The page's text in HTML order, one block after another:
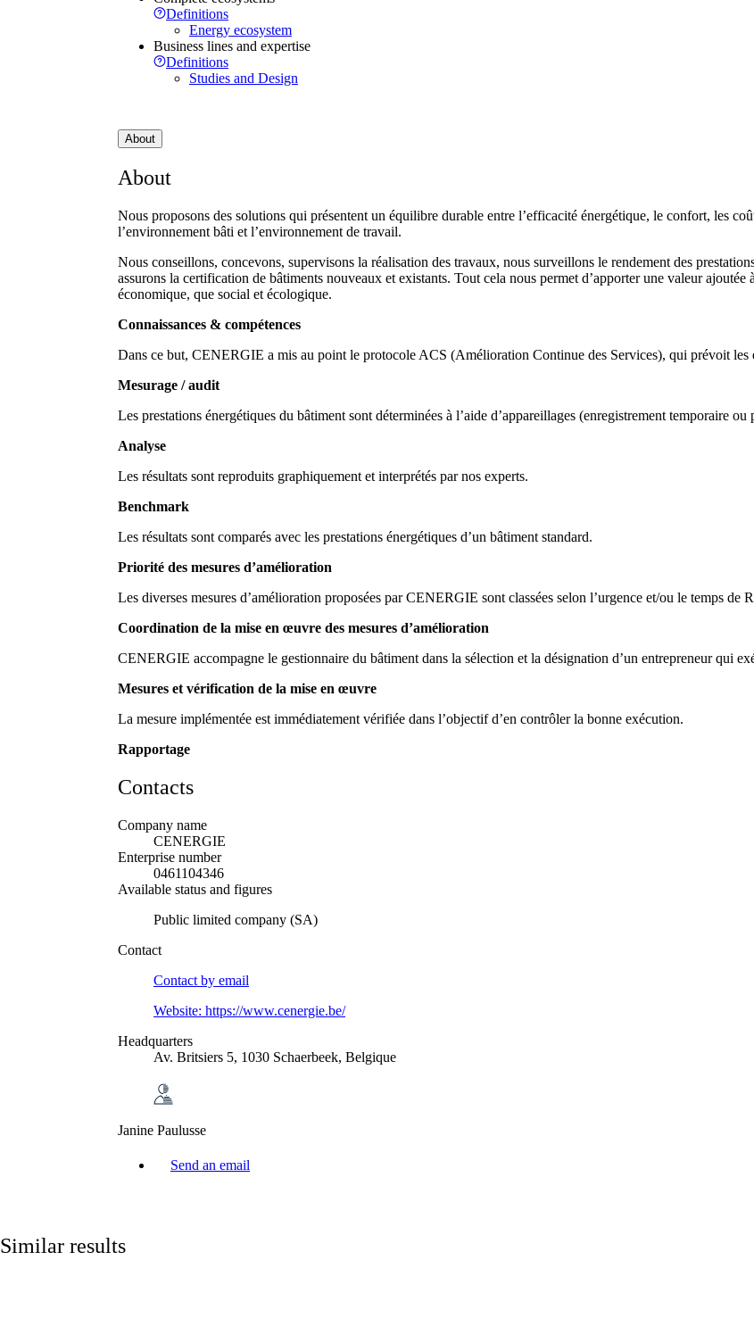
Definitions
Energy ecosystem
Business lines and expertise
Definitions
Studies and Design
About
About
Nous proposons des solutions qui présentent un équilibre durable entre l’efficacité énergétique, le confort, les
l’environnement bâti et l’environnement de travail.
Nous conseillons, concevons, supervisons la réalisation des travaux, nous surveillons le rendement des
assurons la certification de bâtiments nouveaux et existants. Tout cela nous permet d’apporter une valeur
économique, que social et écologique.
Connaissances & compétences
Dans ce but, CENERGIE a mis au point le protocole ACS (Amélioration Continue des Services), qui prévoit les
Mesurage / audit
Les prestations énergétiques du bâtiment sont déterminées à l’aide d’appareillages (enregistrement temporaire ou
Analyse
Les résultats sont reproduits graphiquement et interprétés par nos experts.
Benchmark
Les résultats sont comparés avec les prestations énergétiques d’un bâtiment standard.
Priorité des mesures d’amélioration
Les diverses mesures d’amélioration proposées par CENERGIE sont classées selon l’urgence et/ou le temps de
Coordination de la mise en œuvre des mesures d’amélioration
CENERGIE accompagne le gestionnaire du bâtiment dans la sélection et la désignation d’un entrepreneur qui
Mesures et vérification de la mise en œuvre
La mesure implémentée est immédiatement vérifiée dans l’objectif d’en contrôler la bonne exécution.
Rapportage
Contacts
Company name
CENERGIE
Enterprise number
0461104346
Available status and figures
Public limited company (SA)
Contact
Contact by email
Website: https://www.cenergie.be/
Headquarters
Av. Britsiers 5, 1030 Schaerbeek, Belgique
Janine Paulusse
Send an email
Similar results